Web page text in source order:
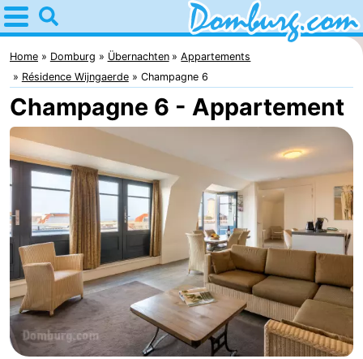
Home
Domburg
Tipps
Für
kindern
Webcam
Webcam
Strand
Übernachten
Appartements
-
Home Domburg Übernachten
Appartements
Résidence Wijngaerde
Champagne 6
Champagne 6 - Appartement